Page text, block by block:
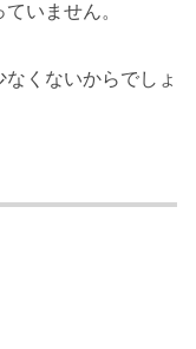
いません。
くないからでしょ